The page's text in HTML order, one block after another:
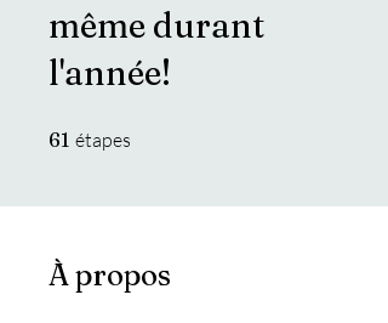
même durant
l'année!
61 étapes
À propos